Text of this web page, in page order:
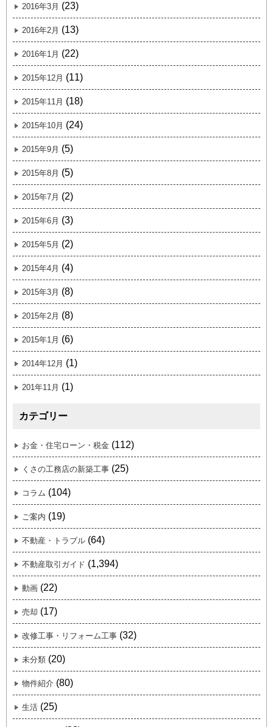
2016年3月 (23)
2016年2月 (13)
2016年1月 (22)
2015年12月 (11)
2015年11月 (18)
2015年10月 (24)
2015年9月 (5)
2015年8月 (5)
2015年7月 (2)
2015年6月 (3)
2015年5月 (2)
2015年4月 (4)
2015年3月 (8)
2015年2月 (8)
2015年1月 (6)
2014年12月 (1)
201年11月 (1)
カテゴリー
お金・住宅ローン・税金 (112)
くさの工務店の新築工事 (25)
コラム (104)
ご案内 (19)
不動産・トラブル (64)
不動産取引ガイド (1,394)
動画 (22)
売却 (17)
改修工事・リフォーム工事 (32)
未分類 (20)
物件紹介 (80)
生活 (25)